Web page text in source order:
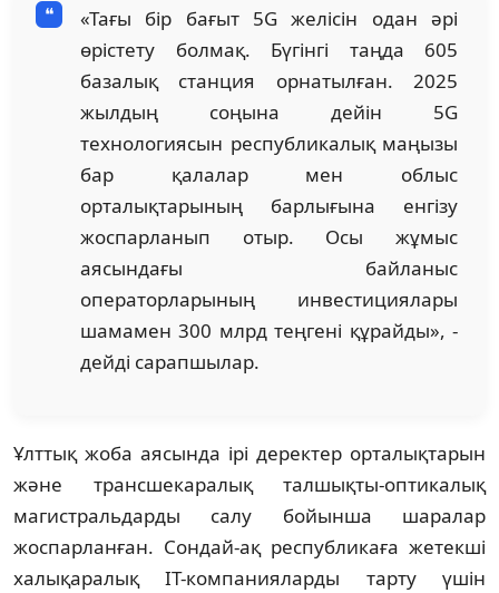
«Тағы бір бағыт 5G желісін одан әрі
өрістету болмақ. Бүгінгі таңда 605
базалық станция орнатылған. 2025
жылдың соңына дейін 5G
технологиясын республикалық маңызы
бар қалалар мен облыс
орталықтарының барлығына енгізу
жоспарланып отыр. Осы жұмыс
аясындағы байланыс
операторларының инвестициялары
шамамен 300 млрд теңгені құрайды», -
дейді сарапшылар.
Ұлттық жоба аясында ірі деректер орталықтарын
және трансшекаралық талшықты-оптикалық
магистральдарды салу бойынша шаралар
жоспарланған. Сондай-ақ республикаға жетекші
халықаралық IT-компанияларды тарту үшін